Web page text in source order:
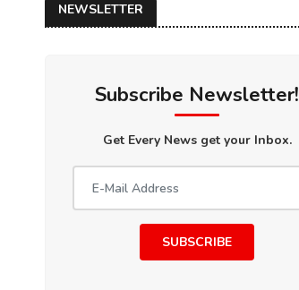
NEWSLETTER
Subscribe Newsletter!
Get Every News get your Inbox.
SUBSCRIBE